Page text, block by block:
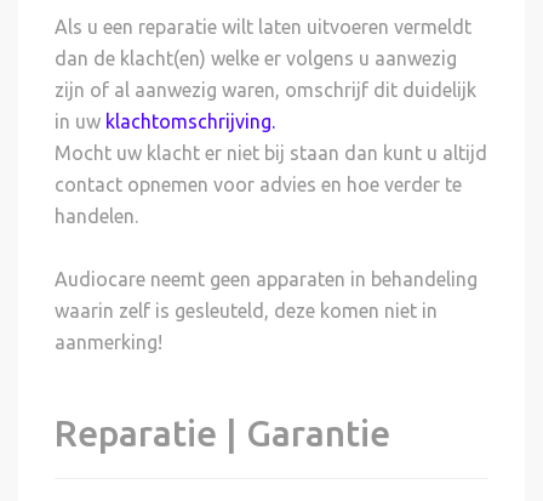
Als u een reparatie wilt laten uitvoeren vermeldt
dan de klacht(en) welke er volgens u aanwezig
zijn of al aanwezig waren, omschrijf dit duidelijk
in uw klachtomschrijving.
Mocht uw klacht er niet bij staan dan kunt u altijd
contact opnemen voor advies en hoe verder te
handelen.
Audiocare neemt geen apparaten in behandeling
waarin zelf is gesleuteld, deze komen niet in
aanmerking!
Reparatie | Garantie